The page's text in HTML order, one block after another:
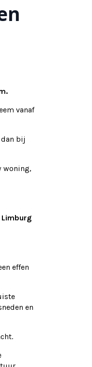
vanaf
bij
woning,
Limburg
effen
en